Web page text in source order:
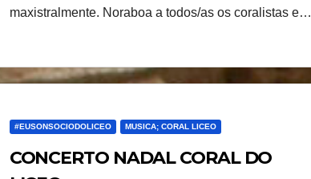
maxistralmente. Noraboa a todos/as os coralistas e…
#EUSONSOCIODOLICEO MUSICA; CORAL LICEO
CONCERTO NADAL CORAL DO